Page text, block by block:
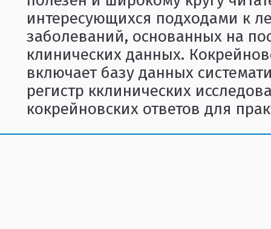
интересующихся подходами к
заболеваний, основанных на
клинических данных.
включает базу данных
регистр кклинических
кокрейновских ответов для